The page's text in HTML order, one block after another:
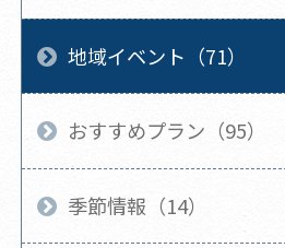
地域イベント（71）
おすすめプラン（95）
季節情報（14）